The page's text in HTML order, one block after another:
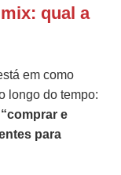
qual a
em como
longo do tempo:
e
para